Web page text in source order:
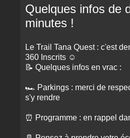
Quelques infos de
minutes !
Le Trail Tana Quest : c'est
360 Inscrits ☺️
📝 Quelques infos en vrac :
🏎 Parkings : merci de
s'y rendre
⏰ Programme : en rappel